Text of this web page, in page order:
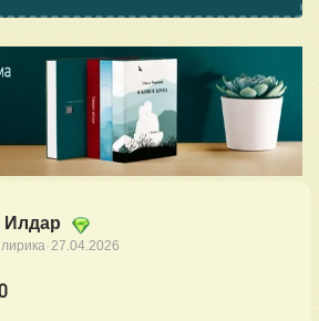
Илдар
·27.04.2026